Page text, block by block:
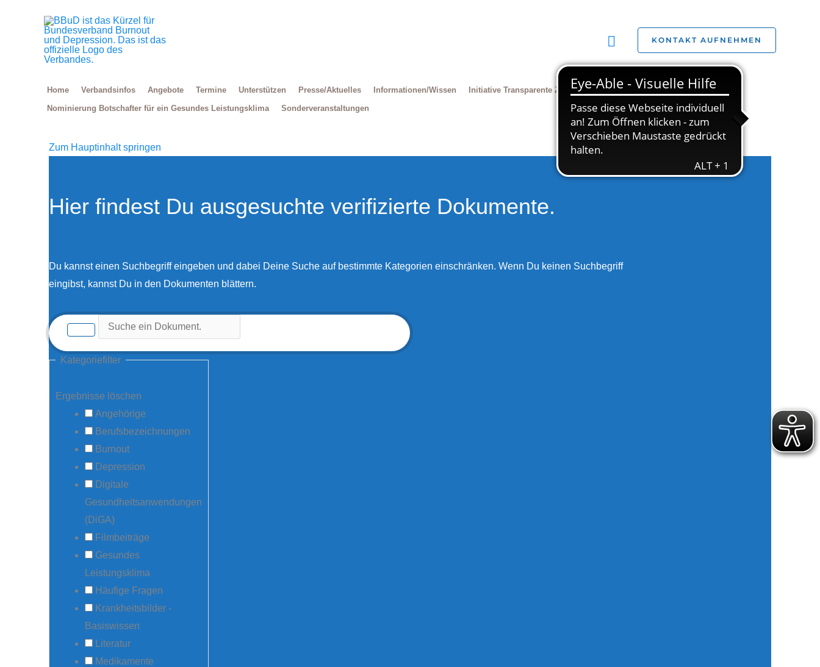
SuchenKONTAKT AUFNEHMEN
Home Verbandsinfos Angebote Termine Unterstützen Presse/Aktuelles Informationen/Wissen Initiative Transparente Zivilgesellschaft Jobs
Studien
Nominierung Botschafter für ein Gesundes Leistungsklima
Sonderveranstaltungen
Zum Hauptinhalt springen
Hier findest Du ausgesuchte verifizierte Dokumente.
Du kannst einen Suchbegriff eingeben und dabei Deine Suche auf bestimmte Kategorien einschränken. Wenn Du keinen Suchbegriff
eingibst, kannst Du in den Dokumenten blättern.
Kategoriefilter
Ergebnisse löschen
Angehörige
Berufsbezeichnungen
Burnout
Depression
Digitale
Gesundheitsanwendungen
(DiGA)
Filmbeiträge
Gesundes
Leistungsklima
Häufige Fragen
Krankheitsbilder -
Basiswissen
Literatur
Medikamente